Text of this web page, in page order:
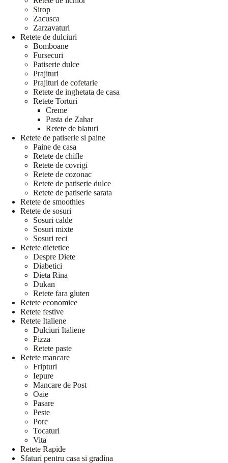
Sirop
Zacusca
Zarzavaturi
Retete de dulciuri
Bomboane
Fursecuri
Patiserie dulce
Prajituri
Prajituri de cofetarie
Retete de inghetata de casa
Retete Torturi
Creme
Pasta de Zahar
Retete de blaturi
Retete de patiserie si paine
Paine de casa
Retete de chifle
Retete de covrigi
Retete de cozonac
Retete de patiserie dulce
Retete de patiserie sarata
Retete de smoothies
Retete de sosuri
Sosuri calde
Sosuri mixte
Sosuri reci
Retete dietetice
Despre Diete
Diabetici
Dieta Rina
Dukan
Retete fara gluten
Retete economice
Retete festive
Retete Italiene
Dulciuri Italiene
Pizza
Retete paste
Retete mancare
Fripturi
Iepure
Mancare de Post
Oaie
Pasare
Peste
Porc
Tocaturi
Vita
Retete Rapide
Sfaturi pentru casa si gradina